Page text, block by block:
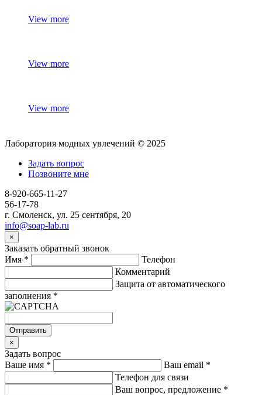
View more
View more
View more
Лаборатория модных увлечений © 2025
Задать вопрос
Позвоните мне
8-920-665-11-27
56-17-78
г. Смоленск, ул. 25 сентября, 20
info@soap-lab.ru
×
Заказать обратный звонок
Имя *
Телефон
Комментарий
Защита от автоматического
заполнения *
Отправить
×
Задать вопрос
Ваше имя * Ваш email *
Телефон для связи
Ваш вопрос, предложение *